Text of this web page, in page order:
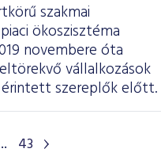
szakmai
ökoszisztéma
novembere óta
vállalkozások
érintett szereplők előtt.
43